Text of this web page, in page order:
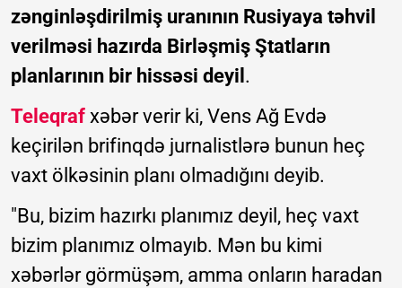
zənginləşdirilmiş uranının Rusiyaya təhvil
verilməsi hazırda Birləşmiş Ştatların
planlarının bir hissəsi deyil .
Teleqraf xəbər verir ki, Vens Ağ Evdə
keçirilən brifinqdə jurnalistlərə bunun heç
vaxt ölkəsinin planı olmadığını deyib.
"Bu, bizim hazırkı planımız deyil, heç vaxt
bizim planımız olmayıb. Mən bu kimi
xəbərlər görmüşəm, amma onların haradan